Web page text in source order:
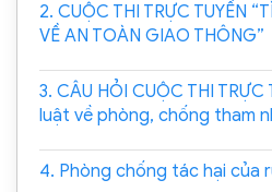
2. CUỘC THI TRỰC TUYẾN
VỀ AN TOÀN GIAO THÔNG”
3. CÂU HỎI CUỘC THI TRỰC
luật về phòng, chống tham
4. Phòng chống tác hại của